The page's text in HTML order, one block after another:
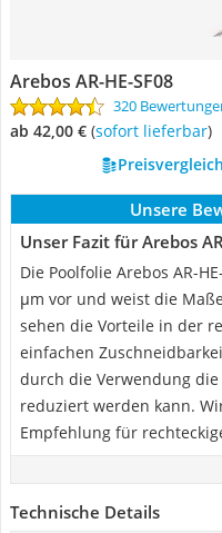
Arebos ‎AR-HE-SF08
320
ab 42,00 € ( Sofort lieferbar)
Unsere
Unser Fazit für Arebos
Die Poolfolie Arebos ‎AR-
μm vor und weist die
sehen die Vorteile in der
einfachen
durch die Verwendung
reduziert werden kann.
Empfehlung für
Technische Details